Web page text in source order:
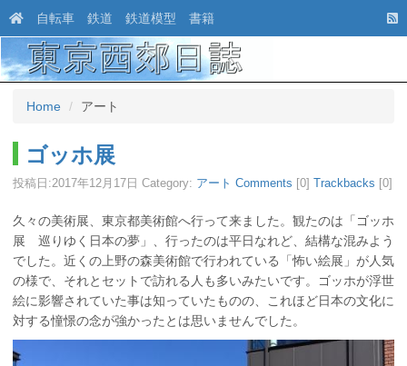
自転車 鉄道 鉄道模型 書籍
Home アート
ゴッホ展
投稿日:2017年12月17日 Category: アート Comments [0] Trackbacks [0]
久々の美術展、東京都美術館へ行って来ました。観たのは「ゴッホ
展 巡りゆく日本の夢」、行ったのは平日なれど、結構な混みよう
でした。近くの上野の森美術館で行われている「怖い絵展」が人気
の様で、それとセットで訪れる人も多いみたいです。ゴッホが浮世
絵に影響されていた事は知っていたものの、これほど日本の文化に
対する憧憬の念が強かったとは思いませんでした。